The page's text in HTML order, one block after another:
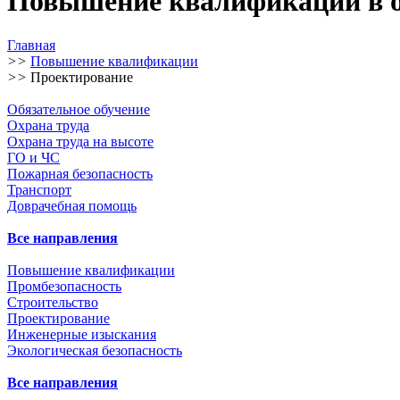
Главная
>> Повышение квалификации
>> Проектирование
Обязательное обучение
Охрана труда
Охрана труда на высоте
ГО и ЧС
Пожарная безопасность
Транспорт
Доврачебная помощь
Все направления
Повышение квалификации
Промбезопасность
Строительство
Проектирование
Инженерные изыскания
Экологическая безопасность
Все направления